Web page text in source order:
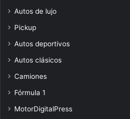
Autos de lujo
Pickup
Autos deportivos
Autos clásicos
Camiones
Fórmula 1
MotorDigitalPress